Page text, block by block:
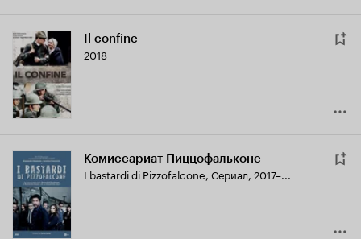
Il confine
2018
Комиссариат Пиццофальконе
I bastardi di Pizzofalcone, Сериал, 2017–...